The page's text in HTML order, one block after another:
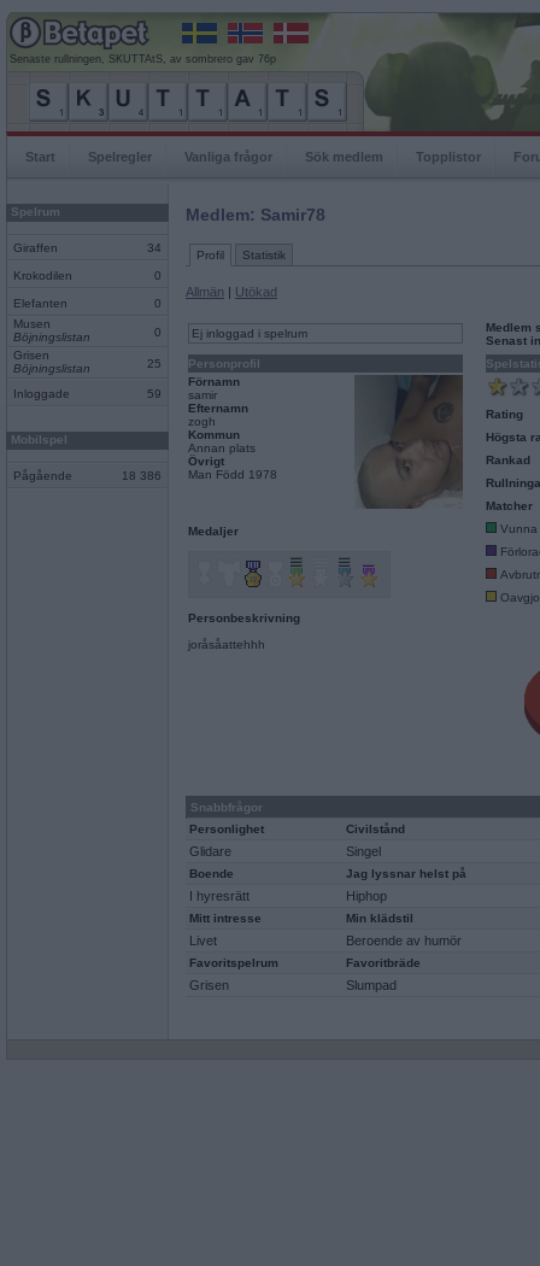
Senaste rullningen, SKUTTAtS, av sombrero gav 76p
Start Spelregler Vanliga frågor Sök medlem Topplistor
Spelrum
Giraffen 34
Krokodilen 0
Elefanten
0
Musen
Böjningslistan
0
Grisen
Böjningslistan
25
Inloggade 59
Mobilspel
Pågående 18 386
Medlem: Samir78
Profil Statistik
Allmän | Utökad
Ej inloggad i spelrum
Personprofil
Förnamn
samir
Efternamn
zogh
Kommun
Annan plats
Övrigt
Man Född 1978
Medaljer
Personbeskrivning
joråsåattehhh
Medlem
Senast
Rating
Högsta
Rankad
Matcher
Vunna
Snabbfrågor
Personlighet
Civilstånd
Glidare Singel
Boende Jag lyssnar helst på
I hyresrätt Hiphop
Mitt intresse Min klädstil
Livet Beroende av humör
Favoritspelrum Favoritbräde
Grisen Slumpad